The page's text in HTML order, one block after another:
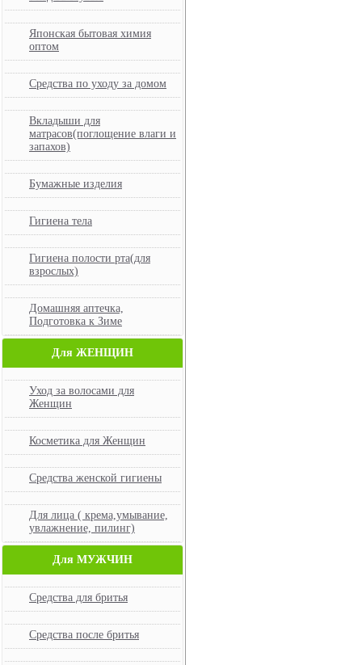
Японская бытовая химия
оптом
Средства по уходу за домом
Вкладыши для
матрасов(поглощение влаги и
запахов)
Бумажные изделия
Гигиена тела
Гигиена полости рта(для
взрослых)
Домашняя аптечка,
Подготовка к Зиме
Для ЖЕНЩИН
Уход за волосами для
Женщин
Косметика для Женщин
Средства женской гигиены
Для лица ( крема,умывание,
увлажнение, пилинг)
Для МУЖЧИН
Средства для бритья
Средства после бритья